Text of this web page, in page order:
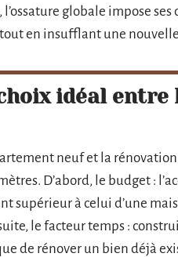
globale impose ses
en insufflant une
idéal entre
neuf et la
D’abord, le budget :
supérieur à celui d’une
le facteur temps :
de rénover un bien déjà